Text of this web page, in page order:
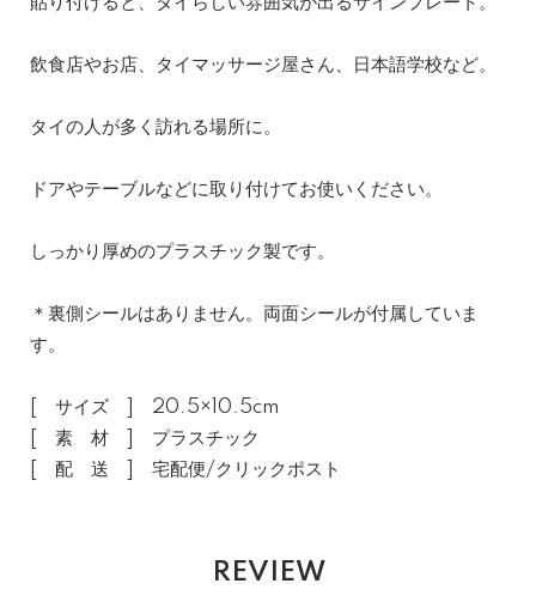
飲食店やお店、タイマッサージ屋さん、日本語学校など。
タイの人が多く訪れる場所に。
ドアやテーブルなどに取り付けてお使いください。
しっかり厚めのプラスチック製です。
＊裏側シールはありません。両面シールが付属していま
す。
[ サイズ ] 20.5×10.5cm
[ 素 材 ] プラスチック
[ 配 送 ] 宅配便/クリックポスト
REVIEW